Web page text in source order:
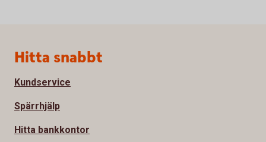
Sidfot
Hitta snabbt
Kundservice
Spärrhjälp
Hitta bankkontor